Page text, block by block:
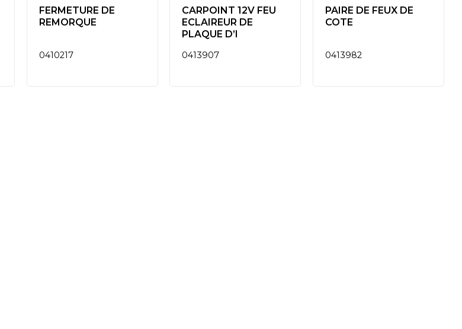
FERMETURE DE
REMORQUE
0410217
CARPOINT 12V FEU
ECLAIREUR DE
PLAQUE D’I
0413907
PAIRE DE FEUX DE
COTE
0413982